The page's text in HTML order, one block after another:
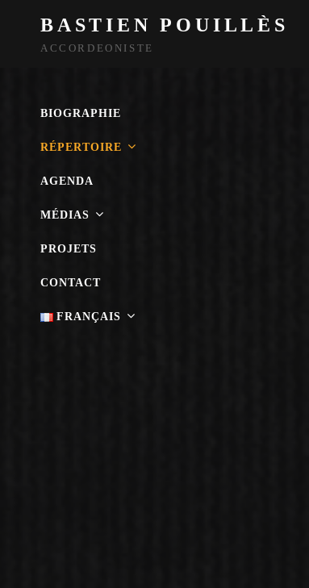
BASTIEN POUILLÈS
ACCORDEONISTE
BIOGRAPHIE
RÉPERTOIRE
AGENDA
MÉDIAS
PROJETS
CONTACT
FRANÇAIS